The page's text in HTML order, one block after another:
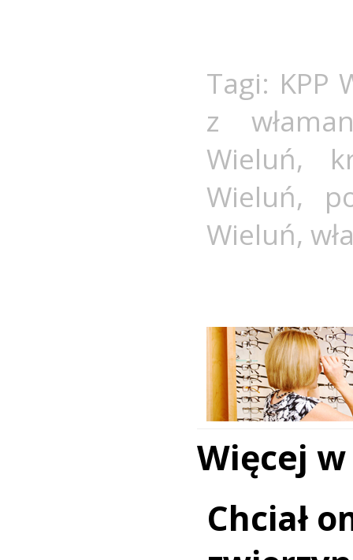
Tagi: KPP
z
Wieluń,
Wieluń,
Wieluń,
Więcej
Chciał